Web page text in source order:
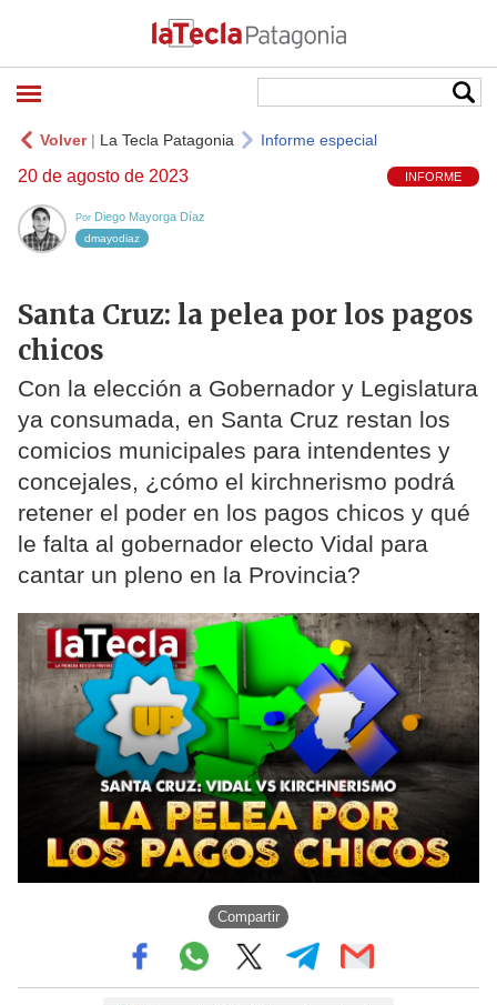
Volver| La Tecla Patagonia Informe especial
20 de agosto de 2023 INFORME
Por Diego Mayorga Díaz
dmayodiaz
Santa Cruz: la pelea por los pagos
chicos
Con la elección a Gobernador y Legislatura
ya consumada, en Santa Cruz restan los
comicios municipales para intendentes y
concejales, ¿cómo el kirchnerismo podrá
retener el poder en los pagos chicos y qué
le falta al gobernador electo Vidal para
cantar un pleno en la Provincia?
Compartir